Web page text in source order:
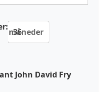
måneder
John David Fry